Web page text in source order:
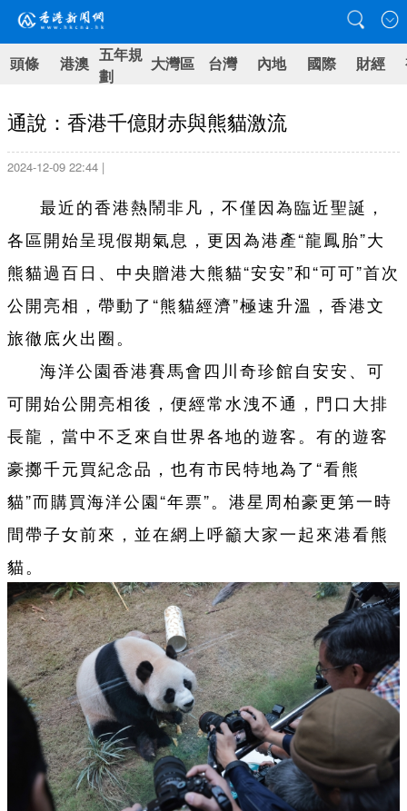
頭條 港澳 五年規
劃
大灣區 台灣 內地 國際 財經
通說：香港千億財赤與熊貓激流
2024-12-09 22:44 |
最近的香港熱鬧非凡，不僅因為臨近聖誕，
各區開始呈現假期氣息，更因為港產“龍鳳胎”大
熊貓過百日、中央贈港大熊貓“安安”和“可可”首次
公開亮相，帶動了“熊貓經濟”極速升溫，香港文
旅徹底火出圈。
海洋公園香港賽馬會四川奇珍館自安安、可
可開始公開亮相後，便經常水洩不通，門口大排
長龍，當中不乏來自世界各地的遊客。有的遊客
豪擲千元買紀念品，也有市民特地為了“看熊
貓”而購買海洋公園“年票”。港星周柏豪更第一時
間帶子女前來，並在網上呼籲大家一起來港看熊
貓。